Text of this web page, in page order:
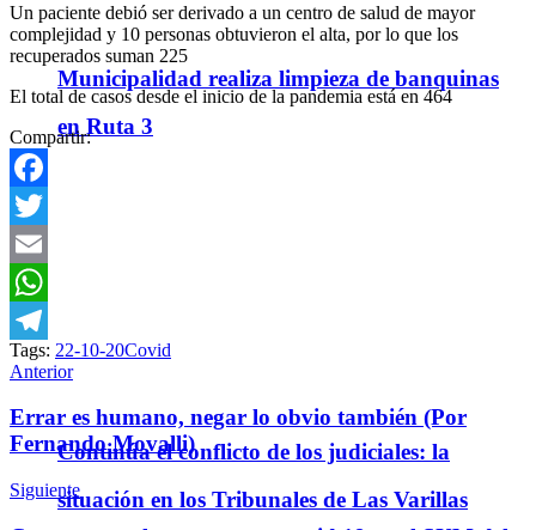
Municipalidad realiza limpieza de banquinas
en Ruta 3
Continúa el conflicto de los judiciales: la
situación en los Tribunales de Las Varillas
Un paciente debió ser derivado a un centro de salud de mayor
complejidad y 10 personas obtuvieron el alta, por lo que los
recuperados suman 225
El total de casos desde el inicio de la pandemia está en 464
Compartir:
Facebook
Twitter
Email
WhatsApp
Telegram
Tags: 22-10-20Covid
Anterior
Errar es humano, negar lo obvio también (Por
Fernando Movalli)
Siguiente